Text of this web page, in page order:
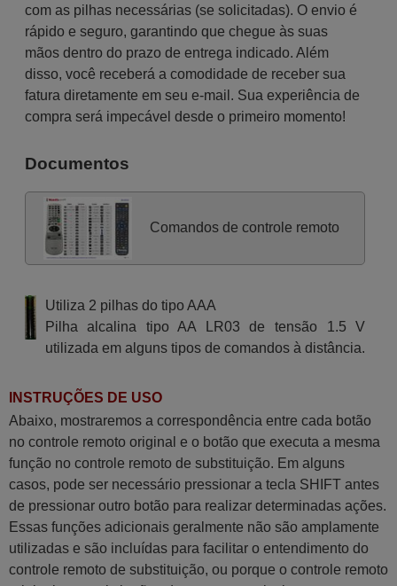
com as pilhas necessárias (se solicitadas). O envio é
rápido e seguro, garantindo que chegue às suas
mãos dentro do prazo de entrega indicado. Além
disso, você receberá a comodidade de receber sua
fatura diretamente em seu e-mail. Sua experiência de
compra será impecável desde o primeiro momento!
Documentos
Comandos de controle remoto
Utiliza 2 pilhas do tipo AAA
Pilha alcalina tipo AA LR03 de tensão 1.5 V
utilizada em alguns tipos de comandos à distância.
INSTRUÇÕES DE USO
Abaixo, mostraremos a correspondência entre cada botão
no controle remoto original e o botão que executa a mesma
função no controle remoto de substituição. Em alguns
casos, pode ser necessário pressionar a tecla SHIFT antes
de pressionar outro botão para realizar determinadas ações.
Essas funções adicionais geralmente não são amplamente
utilizadas e são incluídas para facilitar o entendimento do
controle remoto de substituição, ou porque o controle remoto